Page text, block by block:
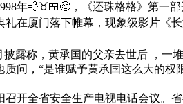
年💨♉🍱😊，《还珠格格》第一部
在厦门落下帷幕，现象级影片《
称，黄承国的父亲去世后 ，一
问，“是谁赋予黄承国这么大的
全省安全生产电视电话会议。省